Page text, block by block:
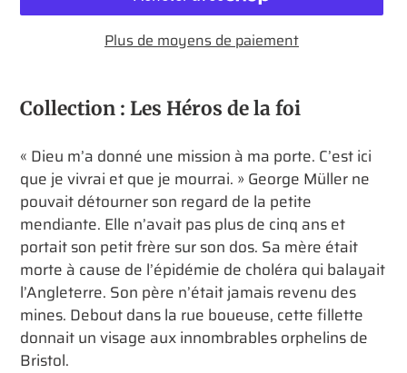
Plus de moyens de paiement
d'un
à
votre
panier
Collection : Les Héros de la foi
« Dieu m’a donné une mission à ma porte. C’est ici
que je vivrai et que je mourrai. » George Müller ne
pouvait détourner son regard de la petite
mendiante. Elle n’avait pas plus de cinq ans et
portait son petit frère sur son dos. Sa mère était
morte à cause de l’épidémie de choléra qui balayait
l’Angleterre. Son père n’était jamais revenu des
mines. Debout dans la rue boueuse, cette fillette
donnait un visage aux innombrables orphelins de
Bristol.